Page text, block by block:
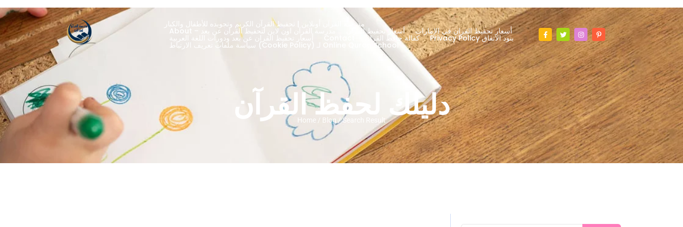
مدرسة القرآن أونلاين | تحفيظ القرآن الكريم وتجويده للأطفال والكبار
About – مدرسة القرآن اون لاين لتحفيظ القران عن بعد أسعار تحفيظ القران أسعار تحفيظ القران في الإمارات
أسعار تحفيظ القران عن بعد ودورات اللغة العربية كفالة حافظ القران Privacy Policy بنود الاتفاق
سياسة ملفات تعريف الارتباط (Cookie Policy) لـ Online Quran School
دليلك لحفظ القرآن
Home / Blog / Search Result